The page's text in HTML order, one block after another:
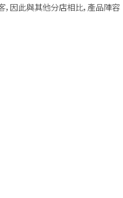
因此與其他分店相比，產品陣容